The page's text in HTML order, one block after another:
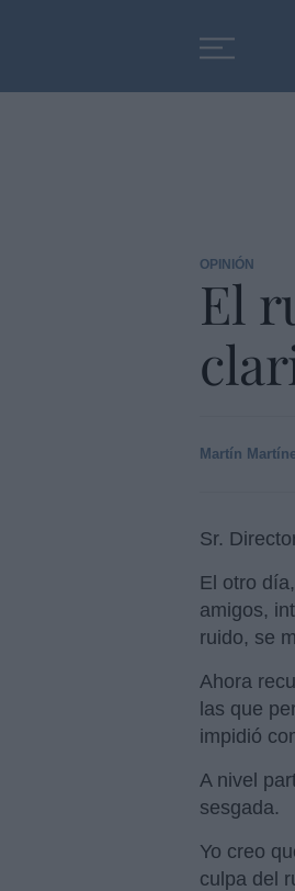
OPINIÓN
El
Martín
Sr.
El otro
amigos,
ruido, se
Ahora
las que
impidió
A nivel
sesgada.
Yo creo
culpa del